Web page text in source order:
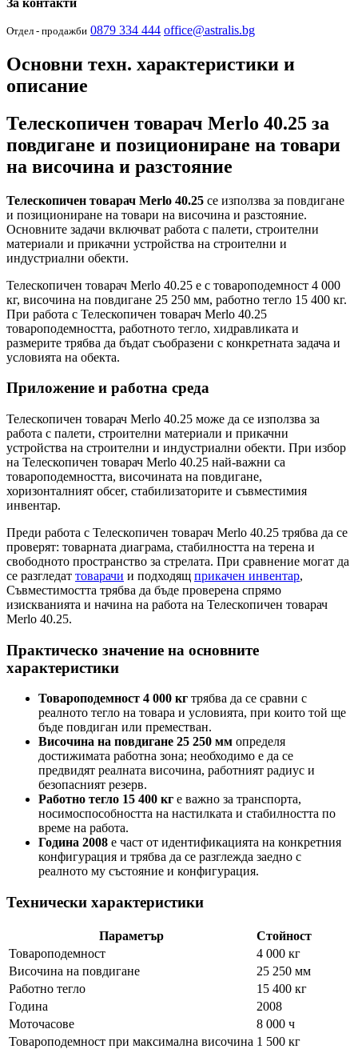
Отдел - продажби 0879 334 444 office@astralis.bg
Основни техн. характеристики и
описание
Телескопичен товарач Merlo 40.25 за
повдигане и позициониране на товари
на височина и разстояние
Телескопичен товарач Merlo 40.25 се използва за повдигане
и позициониране на товари на височина и разстояние.
Основните задачи включват работа с палети, строителни
материали и прикачни устройства на строителни и
индустриални обекти.
Телескопичен товарач Merlo 40.25 е с товароподемност 4 000
кг, височина на повдигане 25 250 мм, работно тегло 15 400 кг.
При работа с Телескопичен товарач Merlo 40.25
товароподемността, работното тегло, хидравликата и
размерите трябва да бъдат съобразени с конкретната задача и
условията на обекта.
Приложение и работна среда
Телескопичен товарач Merlo 40.25 може да се използва за
работа с палети, строителни материали и прикачни
устройства на строителни и индустриални обекти. При избор
на Телескопичен товарач Merlo 40.25 най-важни са
товароподемността, височината на повдигане,
хоризонталният обсег, стабилизаторите и съвместимия
инвентар.
Преди работа с Телескопичен товарач Merlo 40.25 трябва да се
проверят: товарната диаграма, стабилността на терена и
свободното пространство за стрелата. При сравнение могат да
се разгледат товарачи и подходящ прикачен инвентар,
Съвместимостта трябва да бъде проверена спрямо
изискванията и начина на работа на Телескопичен товарач
Merlo 40.25.
Практическо значение на основните
характеристики
Товароподемност 4 000 кг трябва да се сравни с
реалното тегло на товара и условията, при които той ще
бъде повдиган или преместван.
Височина на повдигане 25 250 мм определя
достижимата работна зона; необходимо е да се
предвидят реалната височина, работният радиус и
безопасният резерв.
Работно тегло 15 400 кг е важно за транспорта,
носимоспособността на настилката и стабилността по
време на работа.
Година 2008 е част от идентификацията на конкретния
конфигурация и трябва да се разглежда заедно с
реалното му състояние и конфигурация.
Технически характеристики
Параметър
Стойност
Товароподемност
4 000 кг
Височина на повдигане
25 250 мм
Работно тегло
15 400 кг
Година
2008
Моточасове
8 000 ч
Товароподемност при максимална височина 1 500 кг